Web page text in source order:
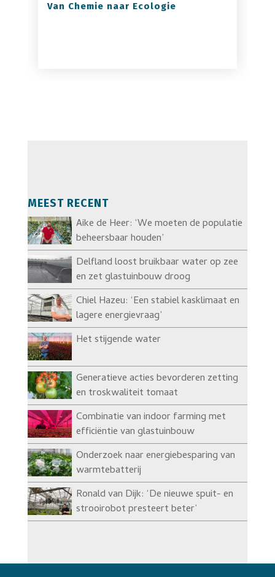
Van Chemie naar Ecologie
MEEST RECENT
Aike de Heer: ‘We moeten de populatie
beheersbaar houden’
Delfland loost bruikbaar water op zee
en zet glastuinbouw droog
Chiel Hazeu: ‘Een stabiel kasklimaat en
lagere energievraag’
Het stijgende water
Generatieve acties bevorderen zetting
en troskwaliteit tomaat
Combinatie van indoor farming met
efficiëntie van glastuinbouw
Onderzoek naar energiebesparing van
warmtebatterij
Ronald van Dijk: ‘De nieuwe spuit- en
strooirobot presteert beter’